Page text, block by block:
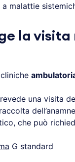
a malattie
la
una visita
che può
G standard